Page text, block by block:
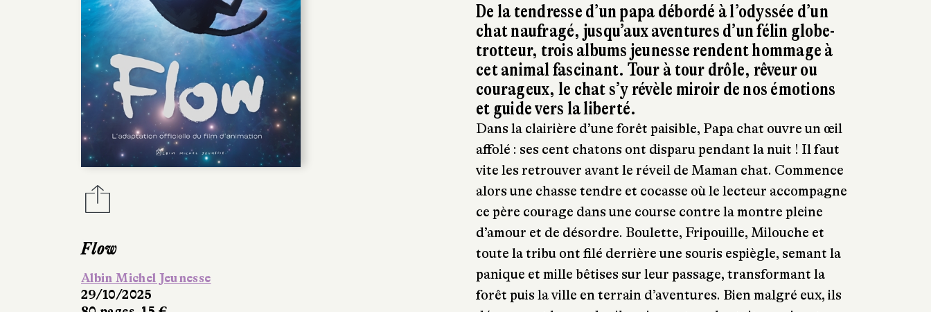
Flow
Albin Michel Jeunesse
29/10/2025
De la tendresse d’un papa débordé à l’odyssée d’un
chat naufragé, jusqu’aux aventures d’un félin globe-
trotteur, trois albums jeunesse rendent hommage à
cet animal fascinant. Tour à tour drôle, rêveur ou
courageux, le chat s’y révèle miroir de nos émotions
et guide vers la liberté.
Dans la clairière d’une forêt paisible, Papa chat ouvre un œil
affolé : ses cent chatons ont disparu pendant la nuit ! Il faut
vite les retrouver avant le réveil de Maman chat. Commence
alors une chasse tendre et cocasse où le lecteur accompagne
ce père courage dans une course contre la montre pleine
d’amour et de désordre. Boulette, Fripouille, Milouche et
toute la tribu ont filé derrière une souris espiègle, semant la
panique et mille bêtises sur leur passage, transformant la
forêt puis la ville en terrain d’aventures. Bien malgré eux, ils